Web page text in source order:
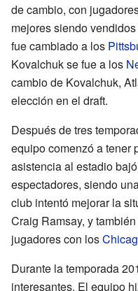
de cambio, con
mejores siendo
fue cambiado a los
Kovalchuk se fue a los
cambio de Kovalchuk,
elección en el draft.
Después de tres
equipo comenzó a tener
asistencia al estadio
espectadores, siendo
club intentó mejorar la
Craig Ramsay, y
jugadores con los
Durante la temporada
interesantes. El equipo